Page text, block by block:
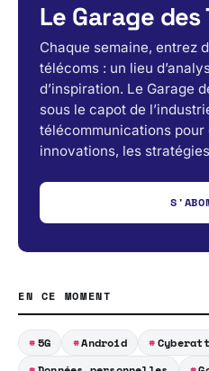
Le Garage des
Chaque semaine, entrez
télécoms : un lieu
d’inspiration. Le Garage
sous le capot de
télécommunications
innovations, les
EN CE MOMENT
5G Android